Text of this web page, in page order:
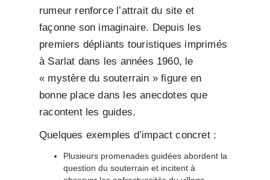
rumeur renforce l’attrait du site et
façonne son imaginaire. Depuis les
premiers dépliants touristiques imprimés
à Sarlat dans les années 1960, le
« mystère du souterrain » figure en
bonne place dans les anecdotes que
racontent les guides.
Quelques exemples d’impact concret :
Plusieurs promenades guidées abordent la
question du souterrain et incitent à